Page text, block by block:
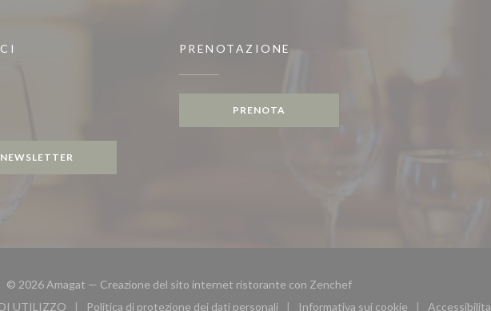
NEWSLETTER
PRENOTAZIONE
PRENOTA
© 2026 Amagat — Creazione del sito internet ristorante con Zenchef((apre una nuova finestra))
UTILIZZO Politica di protezione dei dati personali Informativa sui cookie Accessibilita